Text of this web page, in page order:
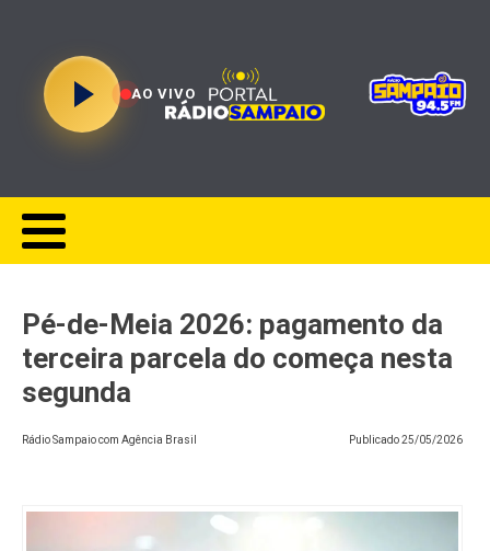
AO VIVO
Pé-de-Meia 2026: pagamento da
terceira parcela do começa nesta
segunda
Rádio Sampaio com Agência Brasil Publicado25/05/2026